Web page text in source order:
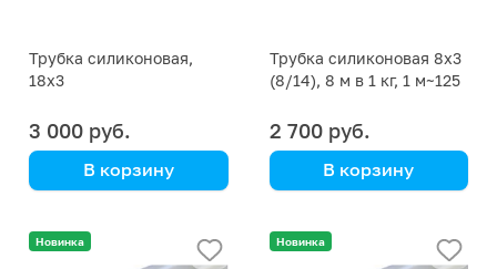
Трубка силиконовая,
18х3
3 000 руб.
В корзину
Трубка силиконовая 8х3
(8/14), 8 м в 1 кг, 1 м~125
2 700 руб.
В корзину
Новинка Новинка